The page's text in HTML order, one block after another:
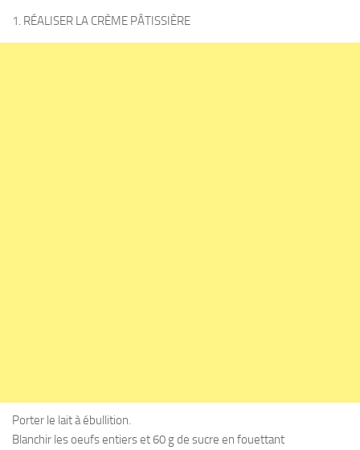
1. RÉALISER LA CRÈME PÂTISSIÈRE
Porter le lait à ébullition.
Blanchir les oeufs entiers et 60 g de sucre en fouettant